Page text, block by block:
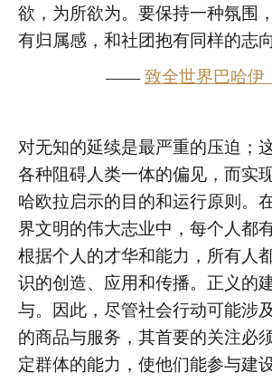
欲，为所欲为。要保持一种氛围
有归属感，和社团抱有同样的志向
——致全世界巴哈伊
对无知的延续是最严重的压迫；
各种阻碍人类一体的偏见，而实
哈欧拉启示的目的和运行原则。
界文明的伟大志业中，每个人都
根据个人的才华和能力，所有人
识的创造、应用和传播。正义的
与。因此，尽管社会行动可能涉
的商品与服务，其首要的关注必
定群体的能力，使他们能参与建